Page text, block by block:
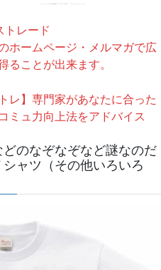
トレード
ホームページ・メルマガで広
ることが出来ます。
レ】専門家があなたに合った
ミュ力向上法をアドバイス
どのなぞなぞなど謎なのだ
シャツ（その他いろいろ